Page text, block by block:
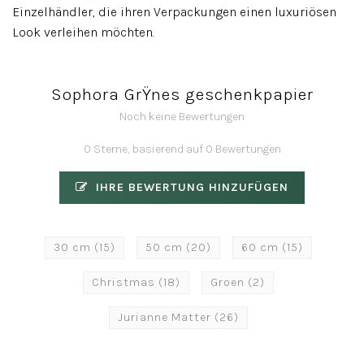
Einzelhändler, die ihren Verpackungen einen luxuriösen
Look verleihen möchten.
Sophora GrŸnes geschenkpapier
Noch keine Bewertungen
0 Sterne, basierend auf 0 Bewertungen
IHRE BEWERTUNG HINZUFÜGEN
30 cm (15) 50 cm (20) 60 cm (15)
Christmas (18) Groen (2)
Jurianne Matter (26)